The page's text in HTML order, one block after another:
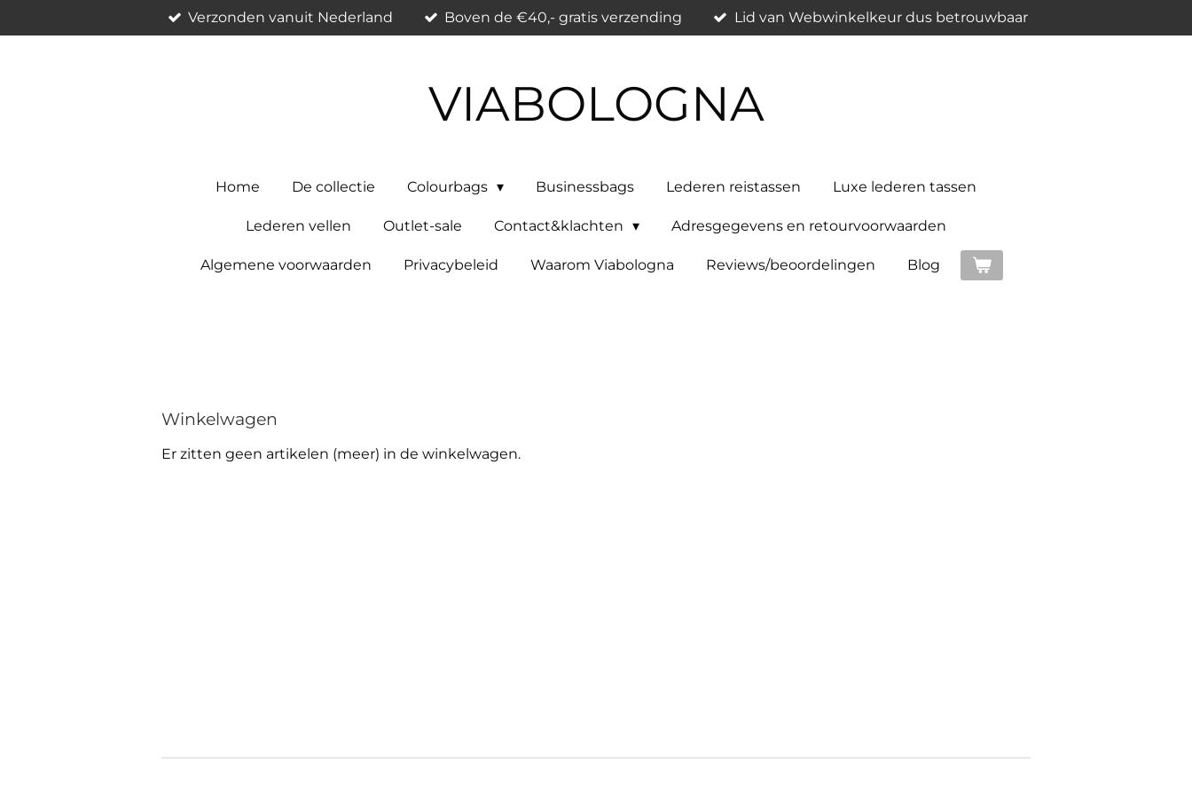
direct
Verzonden vanuit Nederland Boven de €40,- gratis verzending Lid van Webwinkelkeur dus betrouwbaar
VIABOLOGNA
Home De collectie Colourbags Businessbags Lederen reistassen Luxe lederen tassen
Lederen vellen Outlet-sale Contact&klachten Adresgegevens en retourvoorwaarden
Algemene voorwaarden Privacybeleid Waarom Viabologna Reviews/beoordelingen Blog
Winkelwagen
Er zitten geen artikelen (meer) in de winkelwagen.